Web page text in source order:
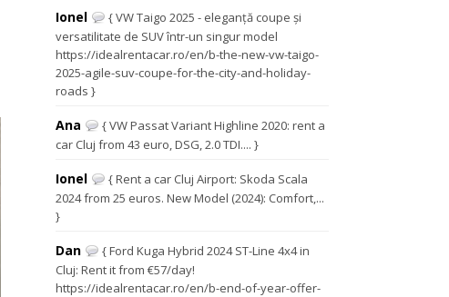
Ionel
{ VW Taigo 2025 - eleganță coupe și
versatilitate de SUV într-un singur model
https://idealrentacar.ro/en/b-the-new-vw-taigo-
2025-agile-suv-coupe-for-the-city-and-holiday-
roads }
Ana
{ VW Passat Variant Highline 2020: rent a
car Cluj from 43 euro, DSG, 2.0 TDI.... }
Ionel
{ Rent a car Cluj Airport: Skoda Scala
2024 from 25 euros. New Model (2024): Comfort,...
}
Dan
{ Ford Kuga Hybrid 2024 ST-Line 4x4 in
Cluj: Rent it from €57/day!
https://idealrentacar.ro/en/b-end-of-year-offer-